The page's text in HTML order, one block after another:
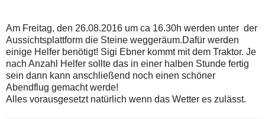
Am Freitag, den 26.08.2016 um ca 16.30h werden unter der
Aussichtsplattform die Steine weggeräum.Dafür werden
einige Helfer benötigt! Sigi Ebner kommt mit dem Traktor. Je
nach Anzahl Helfer sollte das in einer halben Stunde fertig
sein dann kann anschließend noch einen schöner
Abendflug gemacht werde!
Alles vorausgesetzt natürlich wenn das Wetter es zulässt.